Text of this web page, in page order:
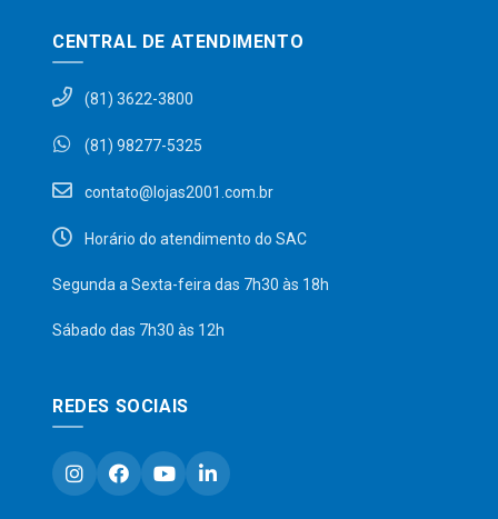
CENTRAL DE ATENDIMENTO
(81) 3622-3800
(81) 98277-5325
contato@lojas2001.com.br
Horário do atendimento do SAC
Segunda a Sexta-feira das 7h30 às 18h
Sábado das 7h30 às 12h
REDES SOCIAIS